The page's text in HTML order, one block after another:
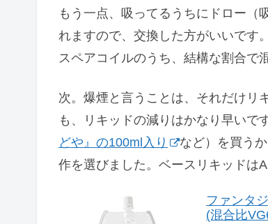
もう一点、吸ってるうちにドロー（
れますので、交換した方がいいです
スペアコイルのうち、結構な割合で
次。爆煙と言うことは、それだけリ
も、リキッドの減りはかなり早いで
どや』の100ml入り
など）を買う
作を選びました。ベースリキッドは
ファンタ
(混合比